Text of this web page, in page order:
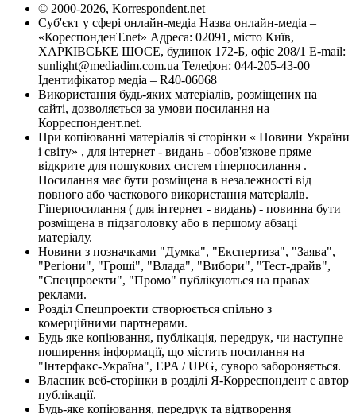
© 2000-2026, Korrespondent.net
Суб'єкт у сфері онлайн-медіа Назва онлайн-медіа –
«КореспонденТ.net» Адреса: 02091, місто Київ,
ХАРКІВСЬКЕ ШОСЕ, будинок 172-Б, офіс 208/1 E-mail:
sunlight@mediadim.com.ua Телефон: 044-205-43-00
Ідентифікатор медіа – R40-06068
Використання будь-яких матеріалів, розміщених на
сайті, дозволяється за умови посилання на
Корреспондент.net.
При копіюванні матеріалів зі сторінки « Новини України
і світу» , для інтернет - видань - обов'язкове пряме
відкрите для пошукових систем гіперпосилання .
Посилання має бути розміщена в незалежності від
повного або часткового використання матеріалів.
Гіперпосилання ( для інтернет - видань) - повинна бути
розміщена в підзаголовку або в першому абзаці
матеріалу.
Новини з позначками "Думка", "Експертиза", "Заява",
"Регіони", "Гроші", "Влада", "Вибори", "Тест-драйв",
"Спецпроекти", "Промо" публікуються на правах
реклами.
Розділ Спецпроекти створюється спільно з
комерційними партнерами.
Будь яке копіювання, публікація, передрук, чи наступне
поширення інформації, що містить посилання на
"Інтерфакс-Україна", EPA / UPG, суворо забороняється.
Власник веб-сторінки в розділі Я-Корреспондент є автор
публікації.
Будь-яке копіювання, передрук та відтворення